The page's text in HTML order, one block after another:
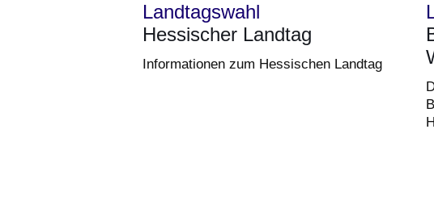
Landtagswahl
Hessischer Landtag
Informationen zum Hessischen Landtag